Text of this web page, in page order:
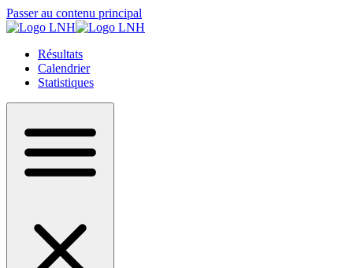
Passer au contenu principal
Résultats
Calendrier
Statistiques